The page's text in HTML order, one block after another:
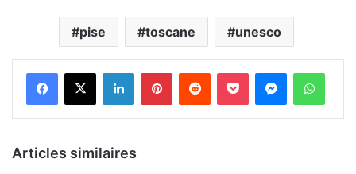
pise toscane unesco
LinkedinPinterestReddit Pocket Messenger
Articles similaires